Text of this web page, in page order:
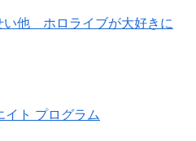
い他 ホロライブが大好きに
ト プログラム